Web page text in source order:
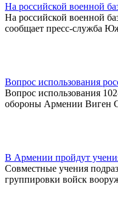
На российской военной
На российской военной
сообщает пресс-служба
Вопрос использования
Вопрос использования
обороны Армении Виген
В Армении пройдут
Совместные учения
группировки войск